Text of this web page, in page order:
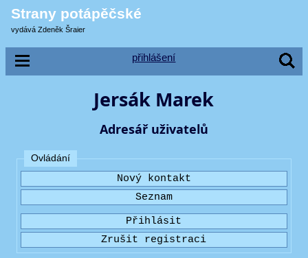
Strany potápěčské
vydává Zdeněk Šraier
přihlášení
Jersák Marek
Adresář uživatelů
Ovládání